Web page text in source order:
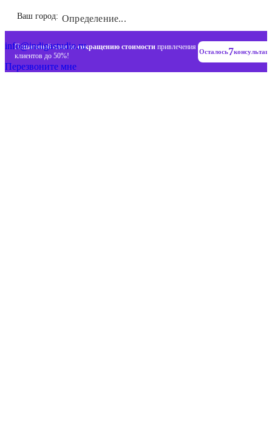
Ваш город: Определение...
Пошаговый план посокращению стоимости привлечения
клиентов до 50%!
Осталось7
+7 (993) 477-18-57
info@indigastudio.ru
Перезвоните мне